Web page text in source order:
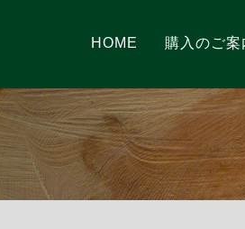
HOME 購入のご案